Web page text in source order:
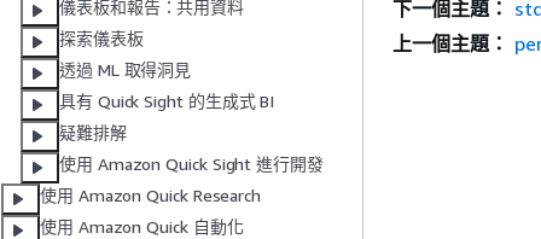
儀表板和報告：共用資料
探索儀表板
透過 ML 取得洞見
具有 Quick Sight 的生成式 BI
疑難排解
使用 Amazon Quick Sight 進行開發
使用 Amazon Quick Research
使用 Amazon Quick 自動化
下一個主題：
上一個主題：